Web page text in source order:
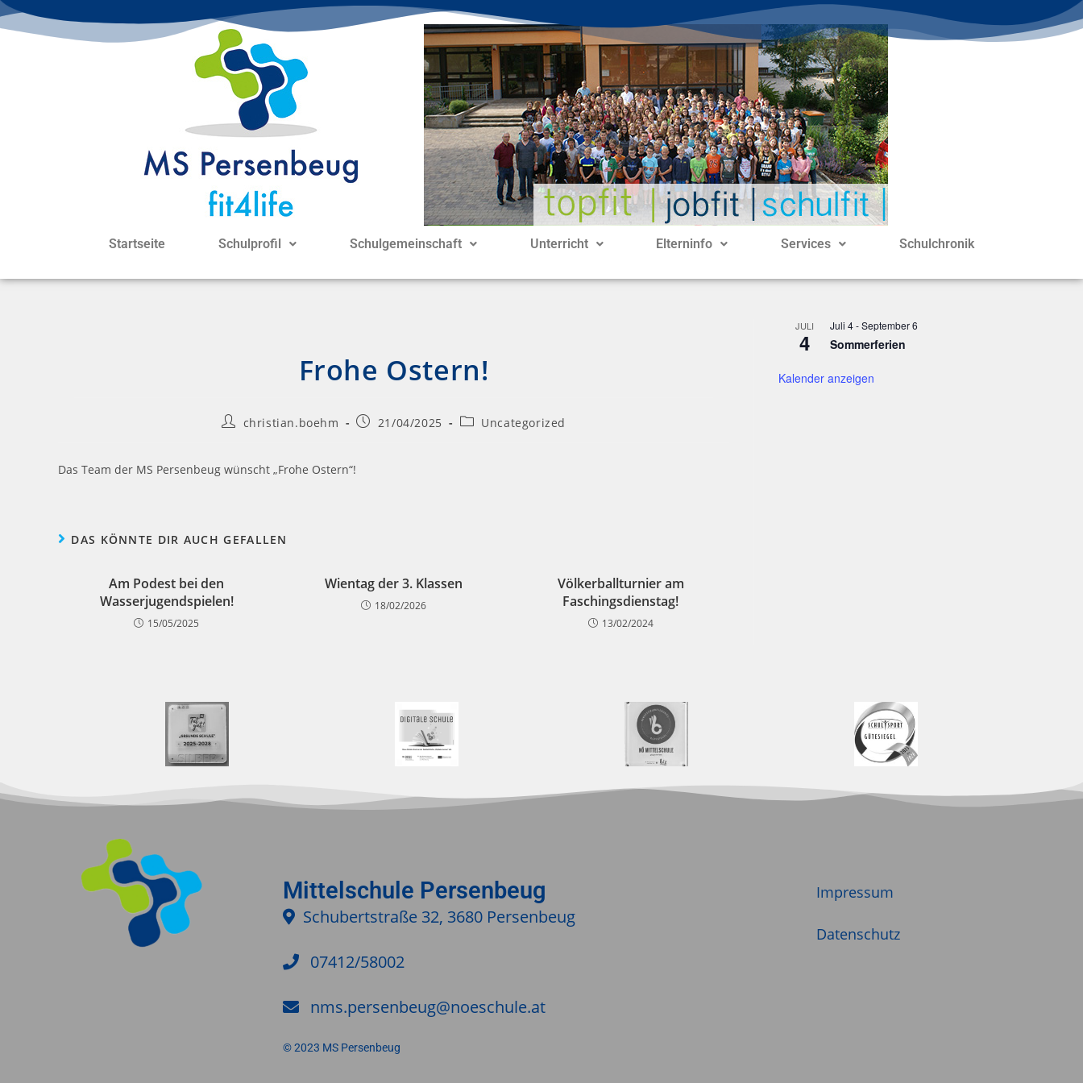
Startseite Schulprofil Schulgemeinschaft Unterricht Elterninfo Services Schulchronik
Frohe Ostern!
christian.boehm 21/04/2025 Uncategorized
Das Team der MS Persenbeug wünscht „Frohe Ostern“!
DAS KÖNNTE DIR AUCH GEFALLEN
Am Podest bei den
Wasserjugendspielen!
15/05/2025
Wientag der 3. Klassen
18/02/2026
Völkerballturnier am
Faschingsdienstag!
13/02/2024
JULI
4
Juli 4-September 6
Sommerferien
Kalender anzeigen
Mittelschule Persenbeug
Schubertstraße 32, 3680 Persenbeug
07412/58002
nms.persenbeug@noeschule.at
© 2023 MS Persenbeug
Impressum
Datenschutz